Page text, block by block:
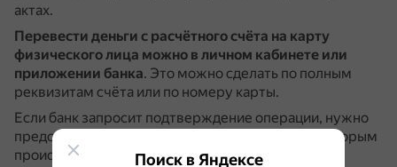
актах.
Перевести деньги с расчётного счёта на карту
физического лица можно в личном кабинете или
приложении банка. Это можно сделать по полным
реквизитам счёта или по номеру карты.
Если банк запросит подтверждение операции, нужно
представить договор, накладные или акты, по которым
происходили расчёты.В пояснении желательно
Поиск в Яндексе